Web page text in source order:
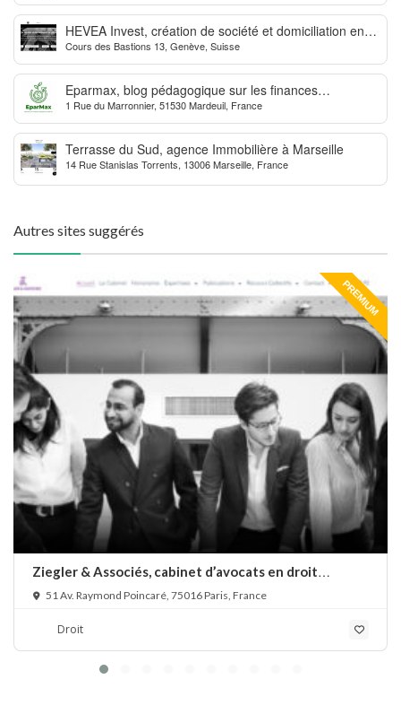
HEVEA Invest, création de société et domiciliation en
Suisse
Cours des Bastions 13, Genève, Suisse
Eparmax, blog pédagogique sur les finances
personnelles
1 Rue du Marronnier, 51530 Mardeuil, France
Terrasse du Sud, agence Immobilière à Marseille
14 Rue Stanislas Torrents, 13006 Marseille, France
Autres sites suggérés
PREMIUM
Ziegler & Associés, cabinet d’avocats en droit
bancaire, cryptomonnaie et escroqueries financières
51 Av. Raymond Poincaré, 75016 Paris, France
Droit